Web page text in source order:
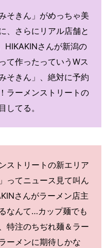
そきん」がめっちゃ美
、さらにリアル店舗と
HIKAKINさんが新潟の
て作ったっていうWス
そきん」、絶対に予約
ラーメンストリートの
してる。
ストリートの新エリア
ってニュース見て叫ん
さんがラーメン店主
なんて…カップ麺でも
特注のちぢれ麺＆ラー
ーメンに期待しかな